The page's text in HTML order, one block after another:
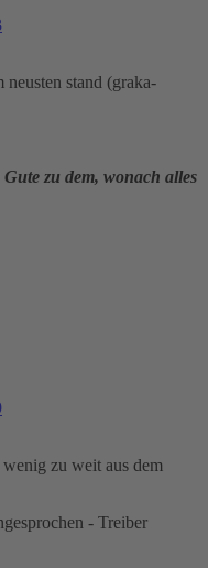
stand (graka-
zu dem, wonach alles
zu weit aus dem
- Treiber